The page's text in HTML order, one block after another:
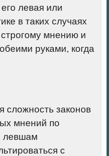
левая или
в таких случаях
мнению и
руками, когда
сложность законов
мнений по
левшам
с